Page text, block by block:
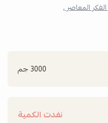
المعاصر ,
3000 جم
نفدت الكمية